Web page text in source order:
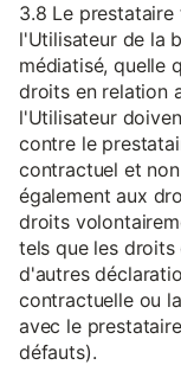
3.8 Le
l'Utilisateur de la
médiatisé, quelle
droits en relation
l'Utilisateur
contre le
contractuel et
également aux
droits
tels que les
d'autres
contractuelle ou
avec le
défauts).